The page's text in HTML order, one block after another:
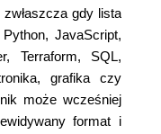
gdy lista
JavaScript,
Terraform, SQL,
grafika czy
może wcześniej
format i